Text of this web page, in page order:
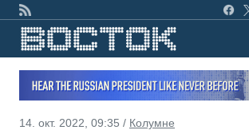
14. окт. 2022, 09:35 / Колумне